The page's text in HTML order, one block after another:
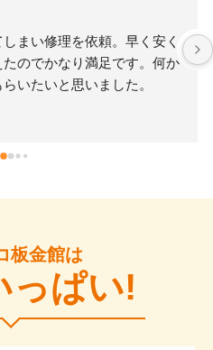
まい修理を依頼。早く安く
のでかなり満足です。何か
いたいと思いました。
板金館は
っぱい!